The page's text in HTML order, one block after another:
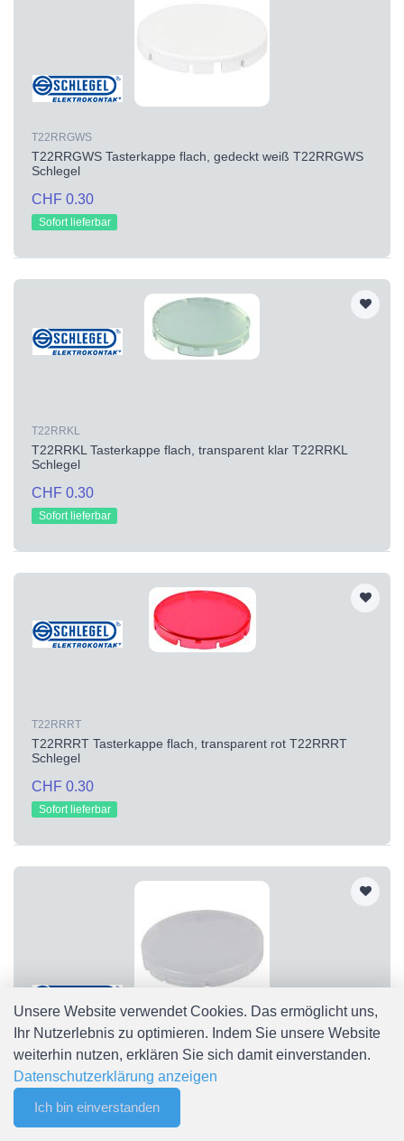
Merkliste
T22RRGWS
T22RRGWS Tasterkappe flach, gedeckt weiß T22RRGWS
Schlegel
CHF 0.30
Sofort lieferbar
T22RRKL
T22RRKL Tasterkappe flach, transparent klar T22RRKL
Schlegel
CHF 0.30
Sofort lieferbar
T22RRRT
T22RRRT Tasterkappe flach, transparent rot T22RRRT
Schlegel
CHF 0.30
Sofort lieferbar
T22RRWS
T22RRWS Tasterkappe flach, transparent weiß T22RRWS
Schlegel
CHF 0.30
Sofort lieferbar
Unsere Website verwendet Cookies. Das ermöglicht uns,
Ihr Nutzerlebnis zu optimieren. Indem Sie unsere Website
weiterhin nutzen, erklären Sie sich damit einverstanden.
Datenschutzerklärung anzeigen
Ich bin einverstanden